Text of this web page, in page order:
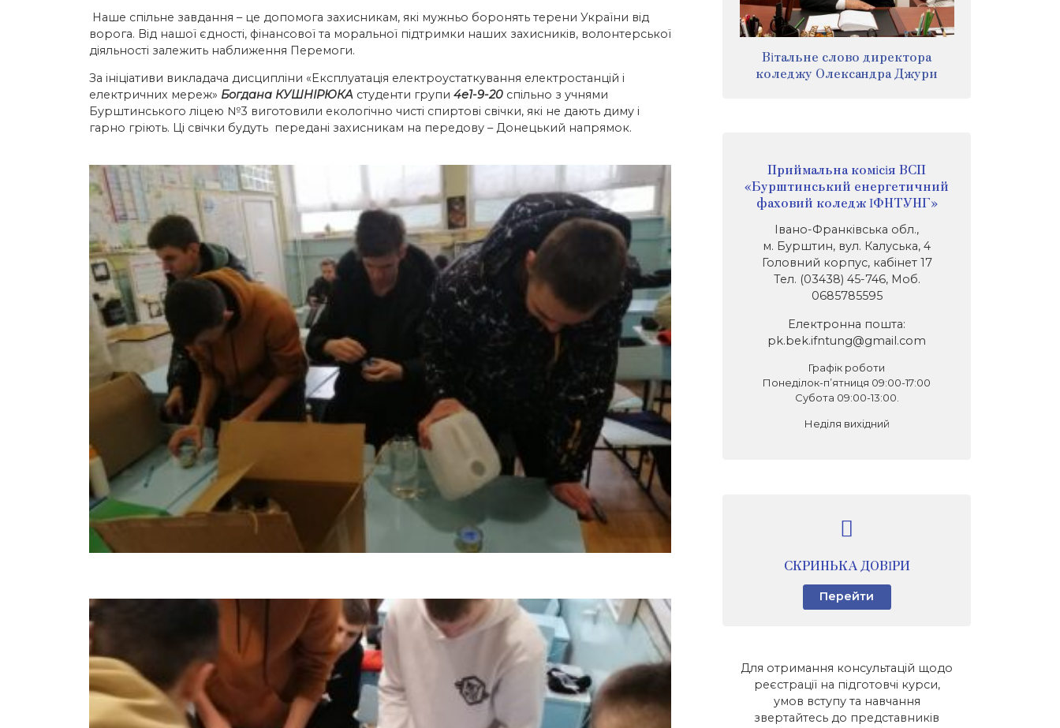
Наше спільне завдання – це допомога захисникам, які мужньо боронять терени України від
ворога. Від нашої єдності, фінансової та моральної підтримки наших захисників, волонтерської
діяльності залежить наближення Перемоги.
За ініціативи викладача дисципліни «Експлуатація електроустаткування електростанцій і
електричних мереж» Богдана КУШНІРЮКАстуденти групи 4е1-9-20спільно з учнями
Бурштинського ліцею №3 виготовили екологічно чисті спиртові свічки, які не дають диму і
гарно гріють. Ці свічки будуть передані захисникам на передову – Донецький напрямок.
Вітальне слово директора
коледжу Олександра Джури
Приймальна комісія ВСП
«Бурштинський енергетичний
фаховий коледж ІФНТУНГ»
Івано-Франківська обл.,
м. Бурштин, вул. Калуська, 4
Головний корпус, кабінет 17
Тел. (03438) 45-746, Моб.
0685785595
Електронна пошта:
pk.bek.ifntung@gmail.com
Графік роботи
Понеділок-п’ятниця 09:00-17:00
Субота 09:00-13:00.
Неділя вихідний
СКРИНЬКА ДОВІРИ
Перейти
Для отримання консультацій щодо
реєстрації на підготовчі курси,
умов вступу та навчання
звертайтесь до представників